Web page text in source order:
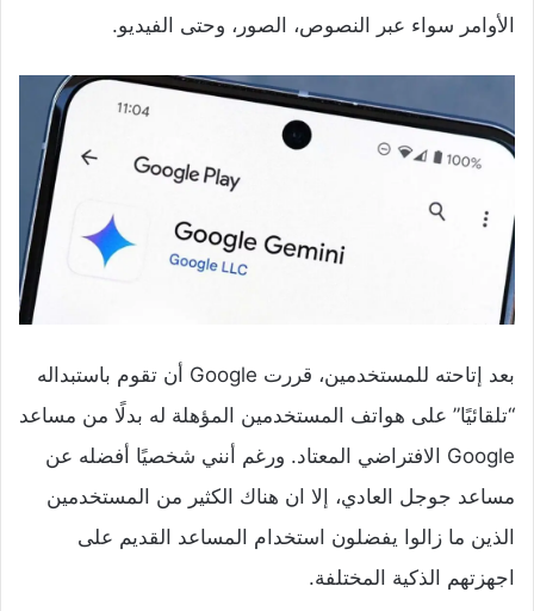
الأوامر سواء عبر النصوص، الصور، وحتى الفيديو.
بعد إتاحته للمستخدمين، قررت Google أن تقوم باستبداله
“تلقائيًا” على هواتف المستخدمين المؤهلة له بدلًا من مساعد
Google الافتراضي المعتاد. ورغم أنني شخصيًا أفضله عن
مساعد جوجل العادي، إلا ان هناك الكثير من المستخدمين
الذين ما زالوا يفضلون استخدام المساعد القديم على
اجهزتهم الذكية المختلفة.